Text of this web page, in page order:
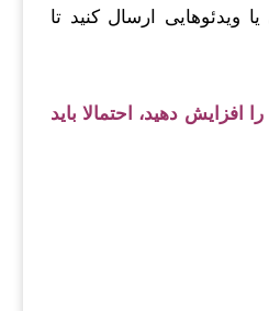
ویدئوهایی ارسال کنید تا
دهید، احتمالا باید